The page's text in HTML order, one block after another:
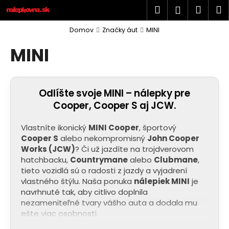
Prejsť
na
obsah
Hľadať
Domov Značky áut MINI
MINI
Odlíšte svoje MINI – nálepky pre
Cooper, Cooper S aj JCW.
Vlastníte ikonický MINI Cooper, športový
Cooper S alebo nekompromisný John Cooper
Works (JCW)? Či už jazdíte na trojdverovom
hatchbacku, Countrymanealebo Clubmane,
tieto vozidlá sú o radosti z jazdy a vyjadrení
vlastného štýlu. Naša ponuka nálepiek MINI je
navrhnuté tak, aby citlivo doplnila
nezameniteľné tvary vášho auta a dodala mu
ešte viac osobnosti.
K
o
Č
p